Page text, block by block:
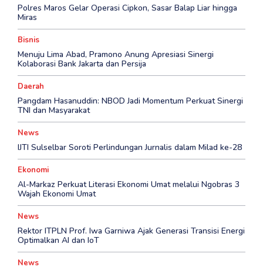
Polres Maros Gelar Operasi Cipkon, Sasar Balap Liar hingga
Miras
Bisnis
Menuju Lima Abad, Pramono Anung Apresiasi Sinergi
Kolaborasi Bank Jakarta dan Persija
Daerah
Pangdam Hasanuddin: NBOD Jadi Momentum Perkuat Sinergi
TNI dan Masyarakat
News
IJTI Sulselbar Soroti Perlindungan Jurnalis dalam Milad ke-28
Ekonomi
Al-Markaz Perkuat Literasi Ekonomi Umat melalui Ngobras 3
Wajah Ekonomi Umat
News
Rektor ITPLN Prof. Iwa Garniwa Ajak Generasi Transisi Energi
Optimalkan AI dan IoT
News